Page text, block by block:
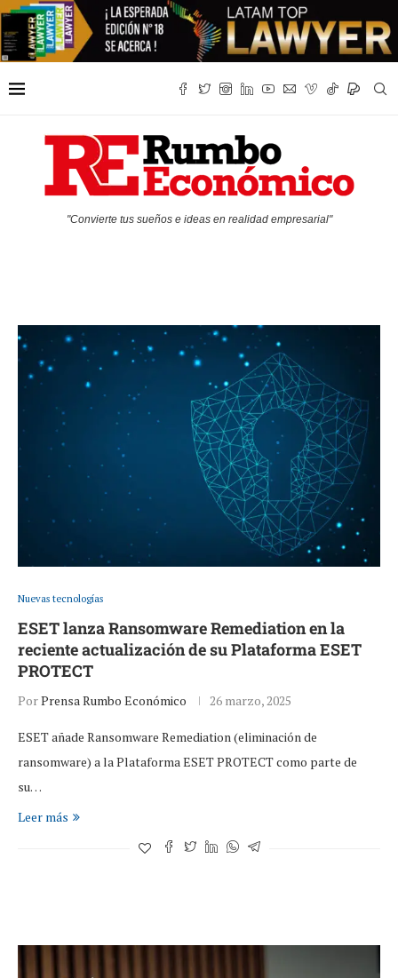
"Convierte tus sueños e ideas en realidad empresarial"
Nuevas tecnologías
ESET lanza Ransomware Remediation en la
reciente actualización de su Plataforma ESET
PROTECT
PorPrensa Rumbo Económico 26 marzo, 2025
ESET añade Ransomware Remediation (eliminación de
ransomware) a la Plataforma ESET PROTECT como parte de
su…
Leer más